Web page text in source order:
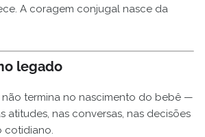
A coragem conjugal nasce da
legado
termina no nascimento do bebê —
atitudes, nas conversas, nas decisões
cotidiano.